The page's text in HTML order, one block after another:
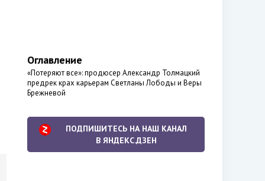
Оглавление
«Потеряют все»: продюсер Александр Толмацкий
предрек крах карьерам Светланы Лободы и Веры
Брежневой
ПОДПИШИТЕСЬ НА НАШ КАНАЛ
В ЯНДЕКС.ДЗЕН